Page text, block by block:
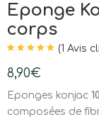
Eponge
corps
5 basé sur
notation client
(1 Avis
8,90€
Eponges konjac
composées de